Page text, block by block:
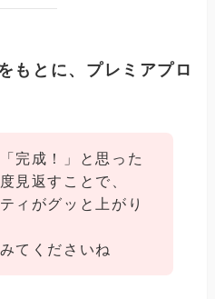
もとに、プレミアプロ
完成！」と思った
見返すことで、
ィがグッと上がり
てくださいね